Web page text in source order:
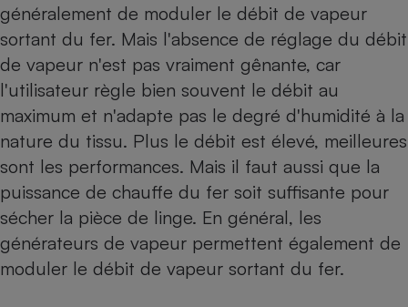
généralement de moduler le débit de vapeur
sortant du fer. Mais l'absence de réglage du débit
de vapeur n'est pas vraiment gênante, car
l'utilisateur règle bien souvent le débit au
maximum et n'adapte pas le degré d'humidité à la
nature du tissu. Plus le débit est élevé, meilleures
sont les performances. Mais il faut aussi que la
puissance de chauffe du fer soit suffisante pour
sécher la pièce de linge. En général, les
générateurs de vapeur permettent également de
moduler le débit de vapeur sortant du fer.